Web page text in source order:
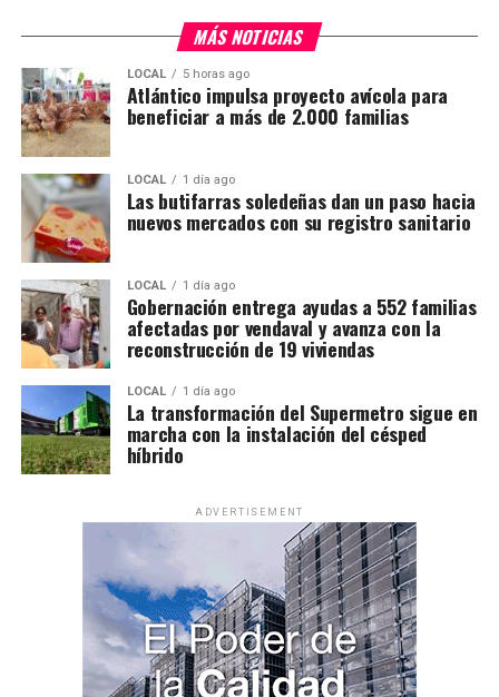
MÁS NOTICIAS
LOCAL 5 horas ago
Atlántico impulsa proyecto avícola para
beneficiar a más de 2.000 familias
LOCAL 1 día ago
Las butifarras soledeñas dan un paso hacia
nuevos mercados con su registro sanitario
LOCAL 1 día ago
Gobernación entrega ayudas a 552 familias
afectadas por vendaval y avanza con la
reconstrucción de 19 viviendas
LOCAL 1 día ago
La transformación del Supermetro sigue en
marcha con la instalación del césped
híbrido
ADVERTISEMENT